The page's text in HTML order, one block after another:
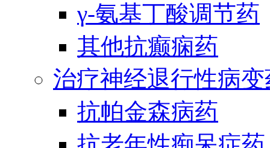
γ-氨基丁酸调节药
其他抗癫痫药
治疗神经退行性病
抗帕金森病药